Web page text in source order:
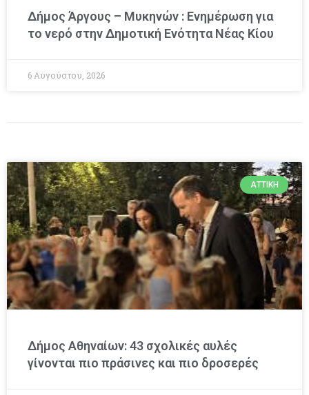
Δήμος Άργους – Μυκηνών : Ενημέρωση για
το νερό στην Δημοτική Ενότητα Νέας Κίου
6 Αυγούστου, 2026
ΑΤΤΙΚΉ
Δήμος Αθηναίων: 43 σχολικές αυλές
γίνονται πιο πράσινες και πιο δροσερές